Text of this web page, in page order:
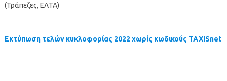
(Τράπεζες, ΕΛΤΑ)
Εκτύπωση τελών κυκλοφορίας 2022 χωρίς κωδικούς TAXISnet